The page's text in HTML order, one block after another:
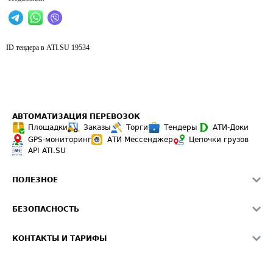
ID тендера в ATI.SU 19534
АВТОМАТИЗАЦИЯ ПЕРЕВОЗОК
Площадки
Заказы Торги Тендеры
АТИ-Доки
GPS-мониторинг
АТИ Мессенджер
Цепочки грузов
API ATI.SU
ПОЛЕЗНОЕ
Звезды ATI.SU на вашем сайте
БЕЗОПАСНОСТЬ
КОНТАКТЫ И ТАРИФЫ